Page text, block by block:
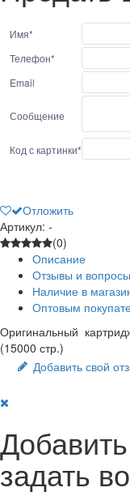
Имя*
Телефон*
Email
Сообщение
Код с картинки*
Отложить
Артикул: -
(0)
Описание
Отзывы и вопросы
Наличие в
Оптовым
Оригинальный
(15000 стр.)
Добавить свой
задать